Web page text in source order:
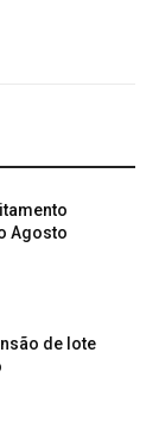
Agosto
de lote